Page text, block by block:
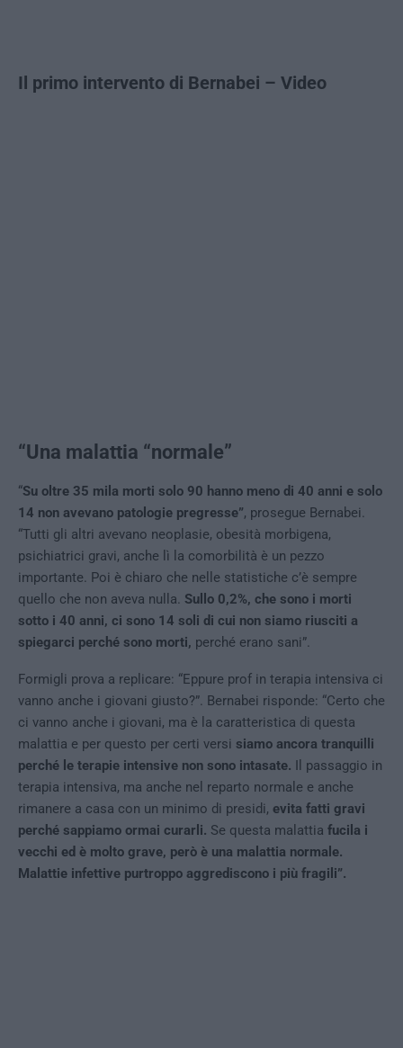
Il primo intervento di Bernabei – Video
“Una malattia “normale”
“Su oltre 35 mila morti solo 90 hanno meno di 40 anni e solo
14 non avevano patologie pregresse”, prosegue Bernabei.
“Tutti gli altri avevano neoplasie, obesità morbigena,
psichiatrici gravi, anche lì la comorbilità è un pezzo
importante. Poi è chiaro che nelle statistiche c’è sempre
quello che non aveva nulla. Sullo 0,2%, che sono i morti
sotto i 40 anni, ci sono 14 soli di cui non siamo riusciti a
spiegarci perché sono morti, perché erano sani”.
Formigli prova a replicare: “Eppure prof in terapia intensiva ci
vanno anche i giovani giusto?”. Bernabei risponde: “Certo che
ci vanno anche i giovani, ma è la caratteristica di questa
malattia e per questo per certi versi siamo ancora tranquilli
perché le terapie intensive non sono intasate. Il passaggio in
terapia intensiva, ma anche nel reparto normale e anche
rimanere a casa con un minimo di presidi, evita fatti gravi
perché sappiamo ormai curarli. Se questa malattia fucila i
vecchi ed è molto grave, però è una malattia normale.
Malattie infettive purtroppo aggrediscono i più fragili”.